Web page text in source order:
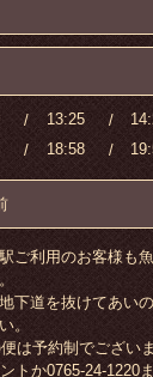
13:25
18:58
ご利用のお客様も
下道を抜けてあい
。
は予約制でござい
トか0765-24-1220